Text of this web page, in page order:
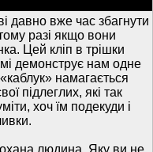
давно вже час збагнути
разі якщо вони
Цей кліп в трішки
демонструє нам одне
намагається
підлеглих, які так
хоч їм подекуди і
людина. Яку ви не